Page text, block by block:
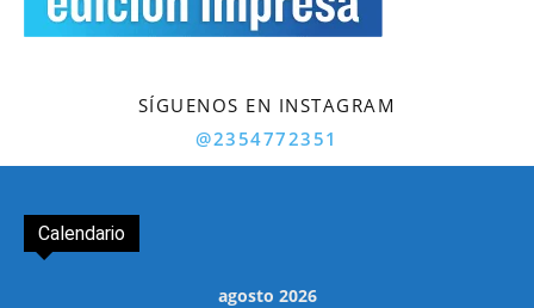
SÍGUENOS EN INSTAGRAM
@2354772351
Calendario
agosto 2026